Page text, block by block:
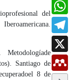
del
Santiago de
8 de